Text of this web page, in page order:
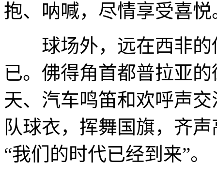
抱、呐喊，尽情享受喜悦
球场外，远在西非的
已。佛得角首都普拉亚
天、汽车鸣笛和欢呼声
队球衣，挥舞国旗，齐声
“我们的时代已经到来”。